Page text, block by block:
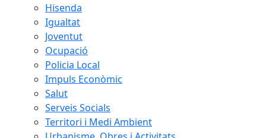
Hisenda
Igualtat
Joventut
Ocupació
Policia Local
Impuls Econòmic
Salut
Serveis Socials
Territori i Medi Ambient